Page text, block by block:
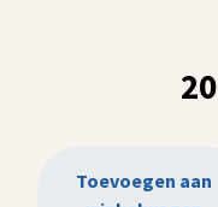
Toevoegen aan